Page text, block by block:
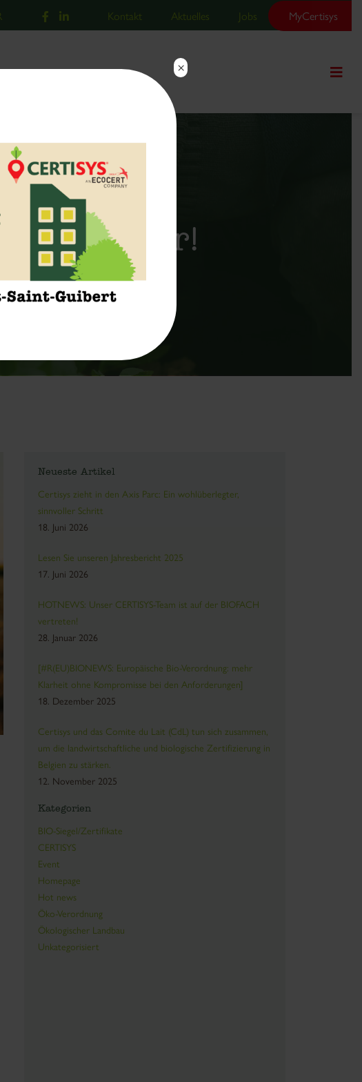
Kontakt Aktuelles Jobs MyCertisys
kurz bevor!
Neueste Artikel
Certisys zieht in den Axis Parc: Ein wohlüberlegter,
sinnvoller Schritt
18. Juni 2026
Lesen Sie unseren Jahresbericht 2025
17. Juni 2026
HOTNEWS: Unser CERTISYS-Team ist auf der BIOFACH
vertreten!
28. Januar 2026
[#R(EU)BIONEWS: Europäische Bio-Verordnung: mehr
Klarheit ohne Kompromisse bei den Anforderungen]
18. Dezember 2025
Certisys und das Comite du Lait (CdL) tun sich zusammen,
um die landwirtschaftliche und biologische Zertifizierung in
Belgien zu stärken.
12. November 2025
Kategorien
BIO-Siegel/Zertifikate
CERTISYS
Event
Homepage
Hot news
Öko-Verordnung
Ökologischer Landbau
Unkategorisiert
×